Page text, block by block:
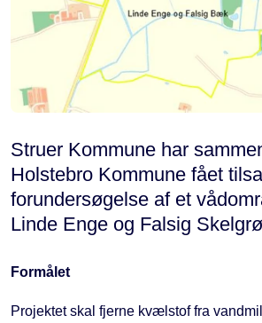
Struer Kommune har
Holstebro Kommune fået
forundersøgelse af et
Linde Enge og Falsig
Formålet
Projektet skal fjerne kvælstof fra